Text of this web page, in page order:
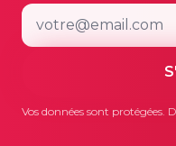
Email
Vos données sont protégées.